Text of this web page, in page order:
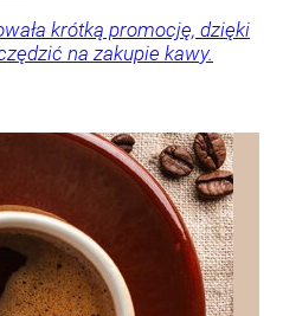
krótką promocję, dzięki
na zakupie kawy.